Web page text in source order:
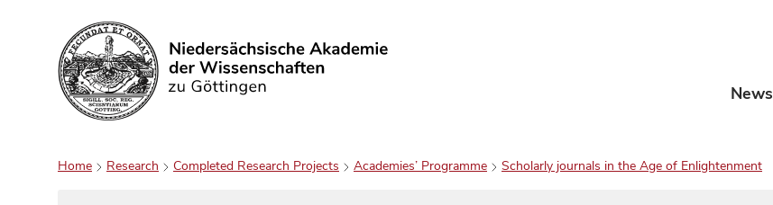
Search News
Home Research Completed Research Projects Academies’ Programme Scholarly journals in the Age of Enlightenment